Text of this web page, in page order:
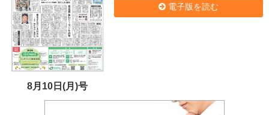
8月10日(月)号
電子版を読む